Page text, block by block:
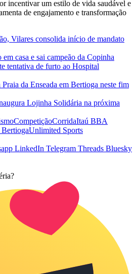
incentivar um estilo de vida saudável e
de engajamento e transformação
Vilares consolida início de mandato
casa e sai campeão da Copinha
tentativa de furto ao Hospital
da Enseada em Bertioga neste fim
Lojinha Solidária na próxima
CompetiçãoCorridaItaú BBA
Unlimited Sports
LinkedIn Telegram Threads Bluesky